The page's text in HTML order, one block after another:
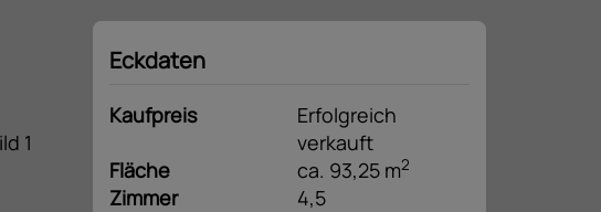
Eckdaten
Kaufpreis
Erfolgreich
verkauft
Fläche
ca. 93,25 m2
Zimmer 4,5